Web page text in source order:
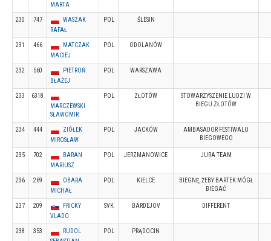
MARTA
230 747
WASZAK
RAFAŁ
POL ŚLESIN
231 466
MATCZAK
MACIEJ
POL ODOLANÓW
232 560
PIETROŃ
BŁAŻEJ
POL WARSZAWA
233
6318
MARCZEWSKI
SŁAWOMIR
POL ZŁOTÓW
STOWARZYSZENIE LUDZI W
BIEGU ZŁOTÓW
234 444
ZIÓŁEK
MIROSŁAW
POL JACKÓW
AMBASADOR FESTIWALU
BIEGOWEGO
235 702
BARAN
MARIUSZ
POL JERZMANOWICE JURA TEAM
236 269
OBARA
MICHAŁ
POL KIELCE
BIEGNĘ, ŻEBY BARTEK MÓGŁ
BIEGAĆ
237 209
FRICKY
VLADO
SVK BARDEJOV DIFFERENT
238 353
RUDOL
POL PRĄDOCIN